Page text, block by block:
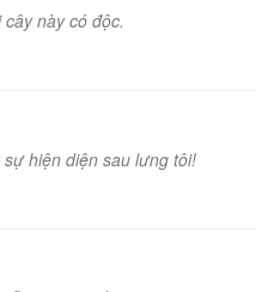
này có độc.
sự hiện diện sau lưng tôi!